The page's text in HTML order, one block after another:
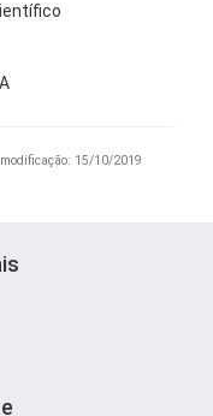
15/10/2019